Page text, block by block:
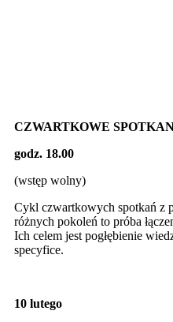
CZWARTKOWE
godz. 18.00
(wstęp wolny)
Cykl czwartkowych spotkań z
różnych pokoleń to próba
Ich celem jest pogłębienie
specyfice.
10 lutego